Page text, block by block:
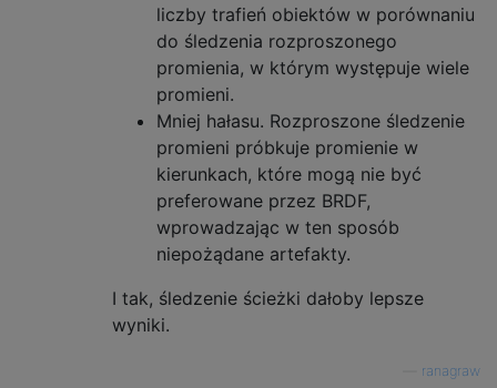
liczby trafień obiektów w porównaniu
do śledzenia rozproszonego
promienia, w którym występuje wiele
promieni.
Mniej hałasu. Rozproszone śledzenie
promieni próbkuje promienie w
kierunkach, które mogą nie być
preferowane przez BRDF,
wprowadzając w ten sposób
niepożądane artefakty.
I tak, śledzenie ścieżki dałoby lepsze
wyniki.
ranagraw